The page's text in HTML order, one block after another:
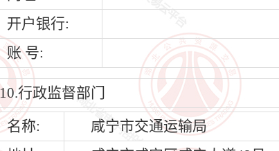
开户银行:
账 号:
10.行政监督部门
名称:
咸宁市交通运输局